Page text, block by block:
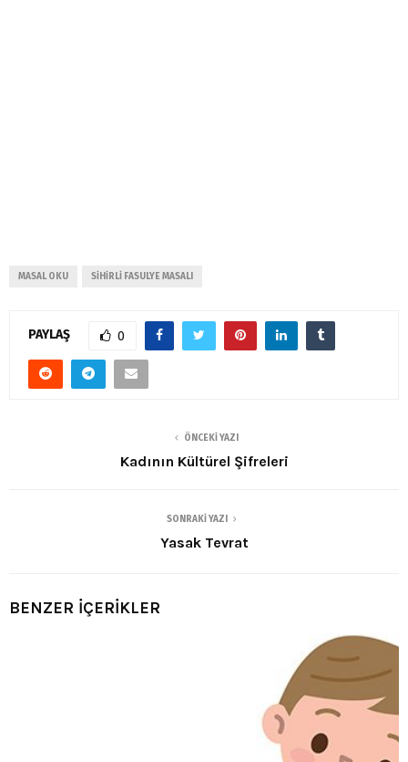
MASAL OKU SIHIRLI FASULYE MASALI
PAYLAŞ 0
ÖNCEKI YAZI
Kadının Kültürel Şifreleri
SONRAKI YAZI
Yasak Tevrat
BENZER İÇERİKLER